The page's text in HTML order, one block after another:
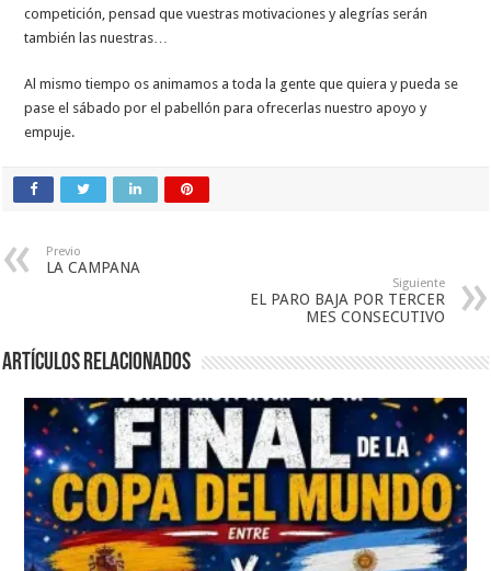
competición, pensad que vuestras motivaciones y alegrías serán
también las nuestras…
Al mismo tiempo os animamos a toda la gente que quiera y pueda se
pase el sábado por el pabellón para ofrecerlas nuestro apoyo y
empuje.
Previo
LA CAMPANA
Siguiente
EL PARO BAJA POR TERCER
MES CONSECUTIVO
Artículos relacionados